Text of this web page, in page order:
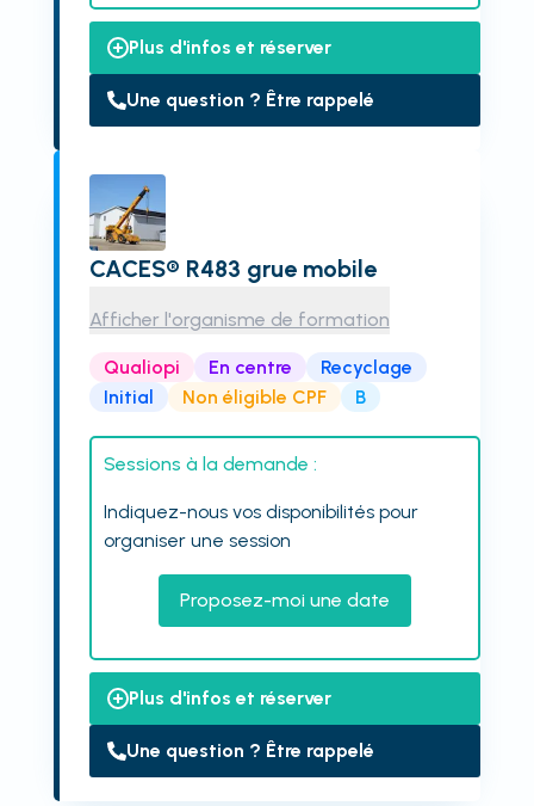
Plus d'infos et réserver
Une question ? Être rappelé
CACES® R483 grue mobile
Afficher l'organisme de formation
Qualiopi En centre
Recyclage
Initial
Non éligible CPF B
Sessions à la demande :
Indiquez-nous vos disponibilités pour
organiser une session
Proposez-moi une date
Plus d'infos et réserver
Une question ? Être rappelé